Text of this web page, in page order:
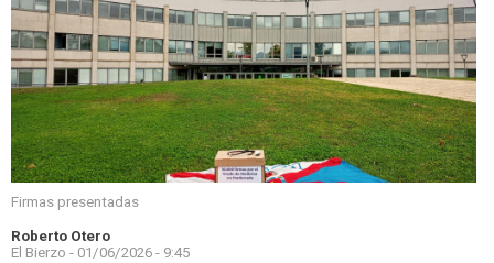
Firmas presentadas
Roberto Otero
El Bierzo - 01/06/2026 - 9:45